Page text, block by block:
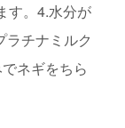
す。4.水分が
チナミルク
ネギをちら